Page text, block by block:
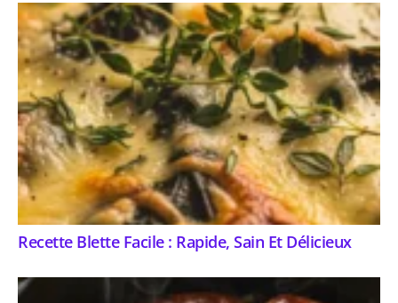
Recette Blette Facile : Rapide, Sain Et Délicieux